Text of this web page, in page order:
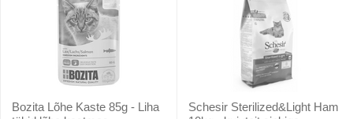
Bozita Lõhe Kaste 85g - Liha
Schesir Sterilized&Light Ham